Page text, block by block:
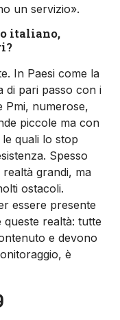
un servizio».
italiano,
In Paesi come la
di pari passo con i
Pmi, numerose,
piccole ma con
quali lo stop
Spesso
grandi, ma
ostacoli.
essere presente
realtà: tutte
e devono
è